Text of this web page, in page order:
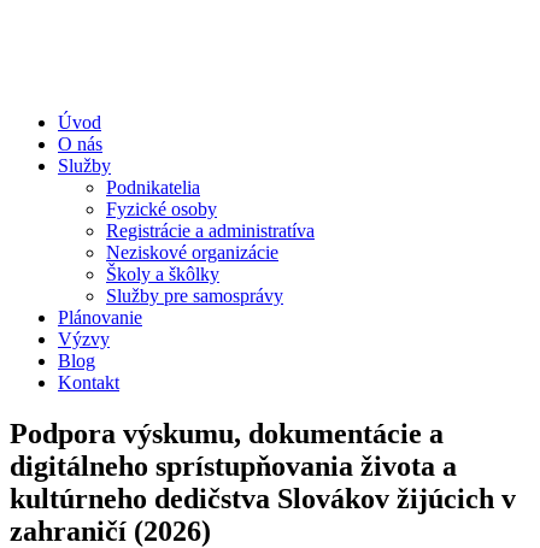
Úvod
O nás
Služby
Podnikatelia
Fyzické osoby
Registrácie a administratíva
Neziskové organizácie
Školy a škôlky
Služby pre samosprávy
Plánovanie
Výzvy
Blog
Kontakt
Podpora výskumu, dokumentácie a
digitálneho sprístupňovania života a
kultúrneho dedičstva Slovákov žijúcich v
zahraničí (2026)